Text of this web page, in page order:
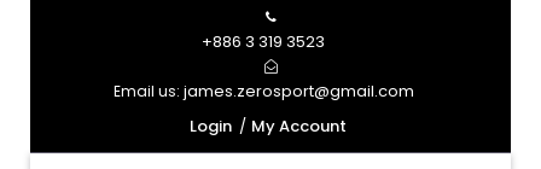
+886 3 319 3523
Email us: james.zerosport@gmail.com
Login
My Account